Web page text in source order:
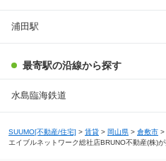
浦田駅
最寄駅の沿線から探す
水島臨海鉄道
SUUMO[不動産/住宅] > 賃貸 > 岡山県 > 倉敷市 >
エイブルネットワーク総社店BRUNO不動産(株)